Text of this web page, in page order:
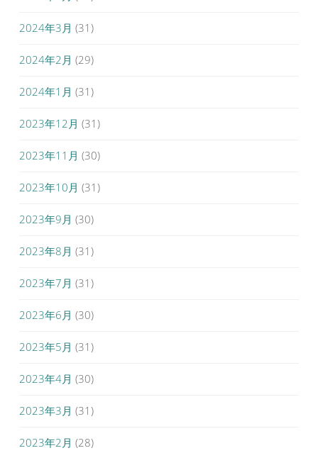
2024年3月 (31)
2024年2月 (29)
2024年1月 (31)
2023年12月 (31)
2023年11月 (30)
2023年10月 (31)
2023年9月 (30)
2023年8月 (31)
2023年7月 (31)
2023年6月 (30)
2023年5月 (31)
2023年4月 (30)
2023年3月 (31)
2023年2月 (28)